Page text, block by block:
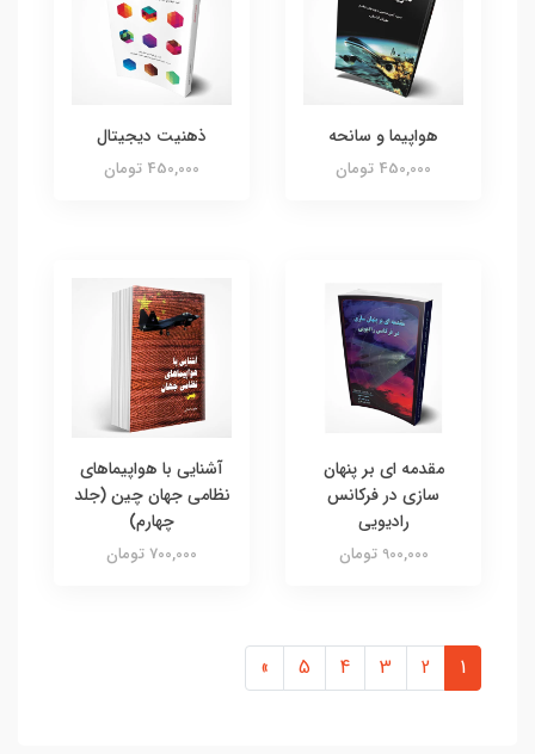
هواپیما و سانحه
450,000 تومان
ذهنیت دیجیتال
450,000 تومان
مقدمه ای بر پنهان
سازی در فرکانس
رادیویی
900,000 تومان
آشنایی با هواپیماهای
نظامی جهان چین (جلد
چهارم)
700,000 تومان
1
2
3
4
5
»